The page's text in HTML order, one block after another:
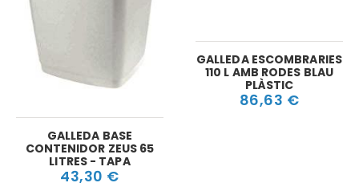
GALLEDA BASE
CONTENIDOR ZEUS 65
LITRES - TAPA
43,30 €
GALLEDA ESCOMBRARIES
110 L AMB RODES BLAU
PLÀSTIC
86,63 €